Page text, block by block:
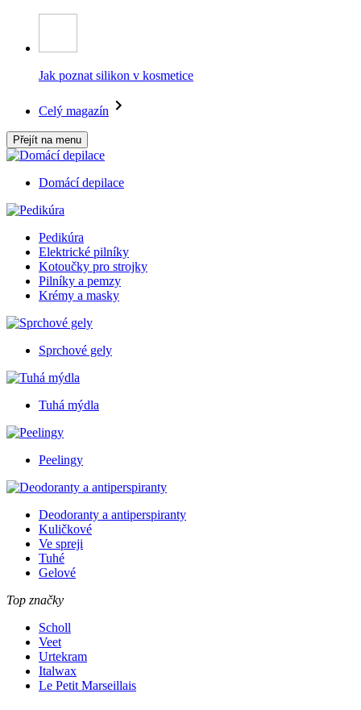
Jak poznat silikon v kosmetice
Celý magazín
Přejít na menu
Domácí depilace
Pedikúra
Elektrické pilníky
Kotoučky pro strojky
Pilníky a pemzy
Krémy a masky
Sprchové gely
Tuhá mýdla
Peelingy
Deodoranty a antiperspiranty
Kuličkové
Ve spreji
Tuhé
Gelové
Top značky
Scholl
Veet
Urtekram
Italwax
Le Petit Marseillais